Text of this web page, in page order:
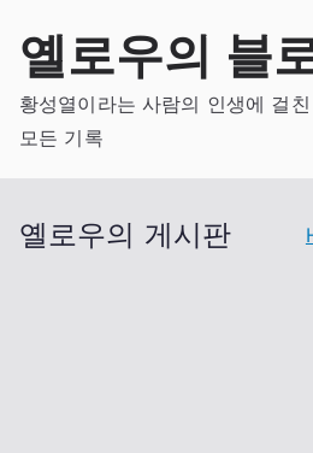
content
옐로우의 블
황성열이라는 사람의 인생에 걸
모든 기록
옐로우의 게시판